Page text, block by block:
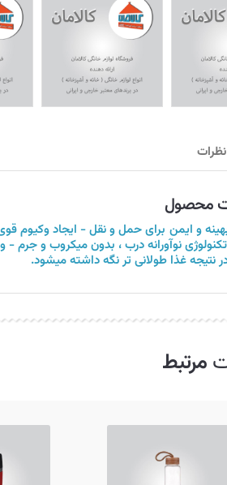
نظرات
محصول
و ایمن برای حمل و نقل - ایجاد وکیوم
نوآورانه درب ، بدون میکروب و جرم -
نتیجه غذا طولانی تر نگه داشته میشود.
مرتبط